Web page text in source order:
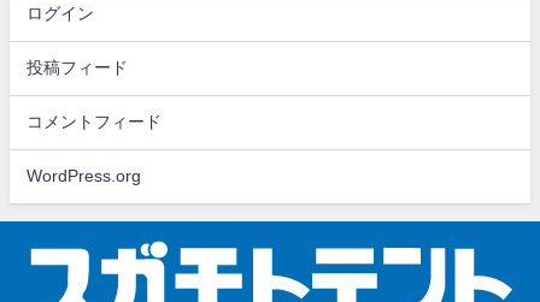
ログイン
投稿フィード
コメントフィード
WordPress.org